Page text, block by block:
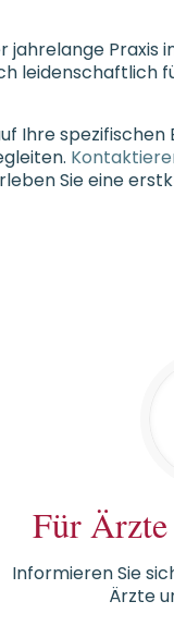
Praxis
leidenschaftlich
Ihre
Sie eine
Für
Informieren Sie
Ärzte